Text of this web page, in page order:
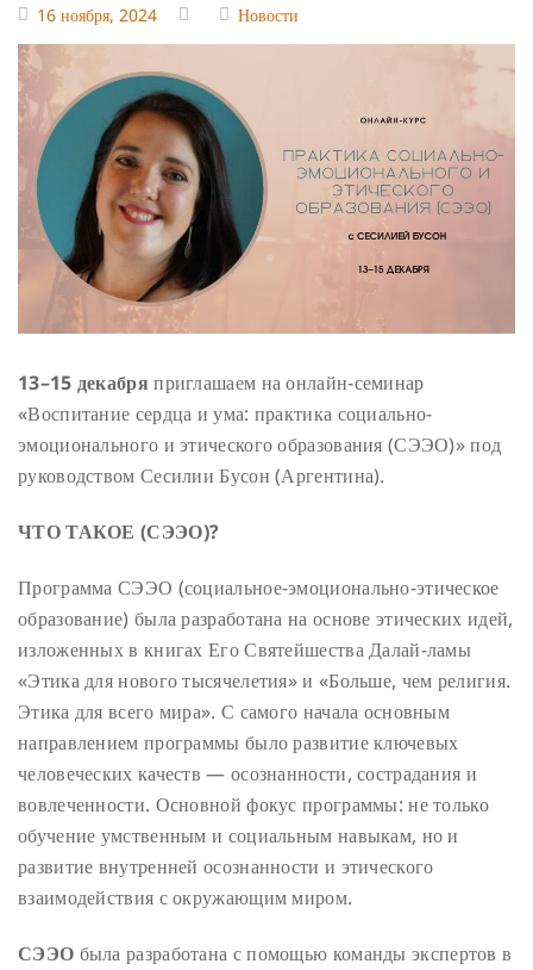
16 ноября, 2024 Новости
13–15 декабря приглашаем на онлайн-семинар
«Воспитание сердца и ума: практика социально-
эмоционального и этического образования (СЭЭО)» под
руководством Сесилии Бусон (Аргентина).
ЧТО ТАКОЕ (СЭЭО)?
Программа СЭЭО (социальное-эмоционально-этическое
образование) была разработана на основе этических идей,
изложенных в книгах Его Святейшества Далай-ламы
«Этика для нового тысячелетия» и «Больше, чем религия.
Этика для всего мира». С самого начала основным
направлением программы было развитие ключевых
человеческих качеств — осознанности, сострадания и
вовлеченности. Основной фокус программы: не только
обучение умственным и социальным навыкам, но и
развитие внутренней осознанности и этического
взаимодействия с окружающим миром.
СЭЭО была разработана с помощью команды экспертов в